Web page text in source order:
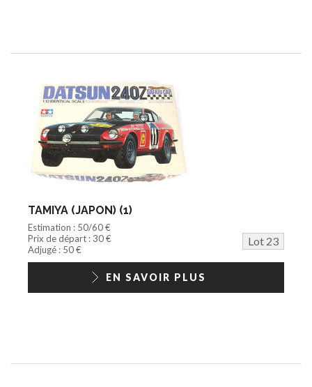
TAMIYA (JAPON) (1)
Estimation : 50/60 €
Prix de départ : 30 €
Lot 23
Adjugé : 50 €
EN SAVOIR PLUS